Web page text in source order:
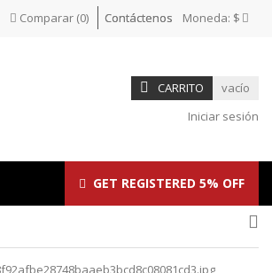
Moneda: $
Contáctenos
Comparar (0)
CARRITO
vacío
Iniciar sesión
GET REGISTERED 5% OFF